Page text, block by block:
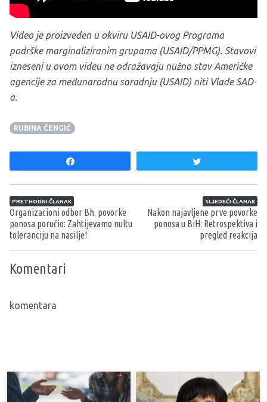
Video je proizveden u okviru USAID-ovog Programa
podrške marginaliziranim grupama (USAID/PPMG). Stavovi
izneseni u ovom videu ne odražavaju nužno stav Američke
agencije za međunarodnu saradnju (USAID) niti Vlade SAD-
a.
RUBINA ČENGIĆ
Navigacija članaka
PRETHODNI ČLANAK
Organizacioni odbor Bh. povorke
ponosa poručio: Zahtijevamo nultu
toleranciju na nasilje!
SLJEDEĆI ČLANAK
Nakon najavljene prve povorke
ponosa u BiH: Retrospektiva i
pregled reakcija
Komentari
komentara